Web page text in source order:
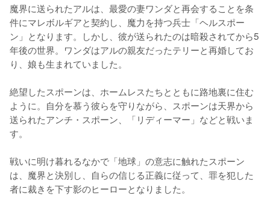
魔界に送られたアルは、最愛の妻ワンダと再会することを条
件にマレボルギアと契約し、魔力を持つ兵士「ヘルスポー
ン」となります。しかし、彼が送られたのは暗殺されてから5
年後の世界。ワンダはアルの親友だったテリーと再婚してお
り、娘も生まれていました。
絶望したスポーンは、ホームレスたちとともに路地裏に住む
ように。自分を慕う彼らを守りながら、スポーンは天界から
送られたアンチ・スポーン、「リディーマー」などと戦いま
す。
戦いに明け暮れるなかで「地球」の意志に触れたスポーン
は、魔界と決別し、自らの信じる正義に従って、罪を犯した
者に裁きを下す影のヒーローとなりました。